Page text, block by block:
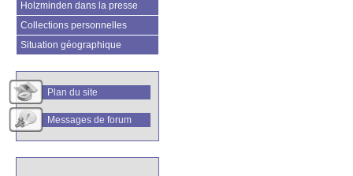
Holzminden dans la presse
Collections personnelles
Situation géographique
Plan du site
Messages de forum